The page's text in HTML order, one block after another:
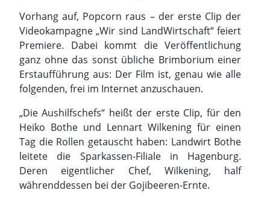
Vorhang auf, Popcorn raus – der erste Clip der
Videokampagne „Wir sind LandWirtschaft“ feiert
Premiere. Dabei kommt die Veröffentlichung
ganz ohne das sonst übliche Brimborium einer
Erstaufführung aus: Der Film ist, genau wie alle
folgenden, frei im Internet anzuschauen.
„Die Aushilfschefs“ heißt der erste Clip, für den
Heiko Bothe und Lennart Wilkening für einen
Tag die Rollen getauscht haben: Landwirt Bothe
leitete die Sparkassen-Filiale in Hagenburg.
Deren eigentlicher Chef, Wilkening, half
währenddessen bei der Gojibeeren-Ernte.